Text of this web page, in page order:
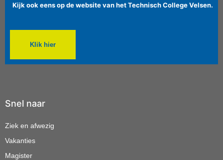
Kijk ook eens op de website van het Technisch College Velsen.
Klik hier
Snel naar
Ziek en afwezig
Vakanties
Magister